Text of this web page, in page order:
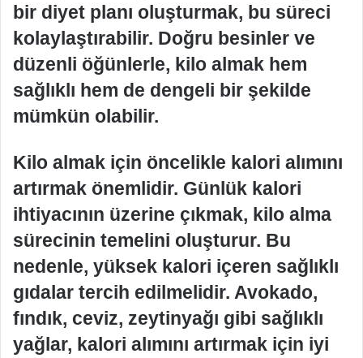
bir diyet planı oluşturmak, bu süreci
kolaylaştırabilir. Doğru besinler ve
düzenli öğünlerle, kilo almak hem
sağlıklı hem de dengeli bir şekilde
mümkün olabilir.
Kilo almak için öncelikle kalori alımını
artırmak önemlidir. Günlük kalori
ihtiyacının üzerine çıkmak, kilo alma
sürecinin temelini oluşturur. Bu
nedenle, yüksek kalori içeren sağlıklı
gıdalar tercih edilmelidir. Avokado,
fındık, ceviz, zeytinyağı gibi sağlıklı
yağlar, kalori alımını artırmak için iyi